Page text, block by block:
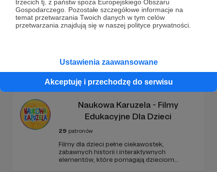
trzecich tj. z państw spoza Europejskiego Obszaru
Gospodarczego. Pozostałe szczegółowe informacje na
temat przetwarzania Twoich danych w tym celów
przetwarzania znajdują się w naszej polityce prywatności.
Ustawienia zaawansowane
Akceptuję i przechodzę do serwisu
Zostań Patronem
Promowani autorzy
Naukowa Karuzela - Filmy
Edukacyjne Dla Dzieci
29 patronów
Filmy dla dzieci pełne ciekawostek,
zabawnych historii i interaktywnych
elementów, które pomagają dzieciom